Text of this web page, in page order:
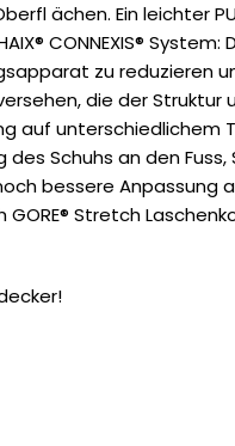
ächen. Ein leichter
CONNEXIS®
zu
die der
auf
Schuhs an den Fuss,
bessere Anpassung
Stretch